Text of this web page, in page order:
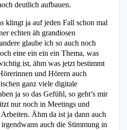
deutlich aufbauen.
klingt ja auf jeden Fall schon mal
echten äh grandiosen
glaube ich so auch noch
eine ein ein ein Thema, was
ist, ähm was jetzt bestimmt
und Hörern auch
ganz viele digitale
ja so das Gefühl, so geht’s mir
nur noch in Meetings und
Ähm da ist ja dann auch
auch die Stimmung in